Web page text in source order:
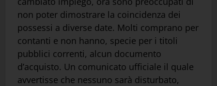
non poter dimostrare la coincidenza dei
possessi a diverse date. Molti comprano per
contanti e non hanno, specie per i titoli
pubblici correnti, alcun documento
d’acquisto. Un comunicato ufficiale il quale
avvertisse che nessuno sarà disturbato,